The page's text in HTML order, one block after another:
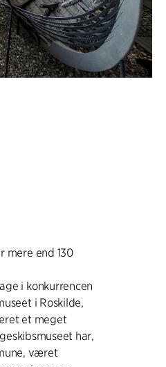
mere end 130
i konkurrencen
i Roskilde,
et meget
har,
været